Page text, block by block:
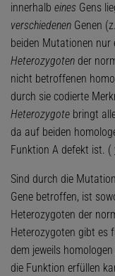
innerhalb eines Gens
verschiedenen Genen
beiden Mutationen nur
Heterozygoten der
nicht betroffenen
durch sie codierte
Heterozygote bringt
da auf beiden
Funktion A defekt ist. (
Sind durch die
Gene betroffen, ist
Heterozygoten der
Heterozygoten gibt es
dem jeweils
die Funktion erfüllen